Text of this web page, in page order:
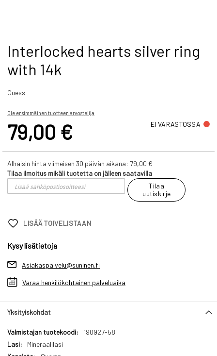
Skip
to
beginning
the
gallery
Interlocked hearts silver ring
with 14k
Guess
Ole ensimmäinen tuotteen arvostelija
79,00 € EI VARASTOSSA
Alhaisin hinta viimeisen 30 päivän aikana: 79,00 €
Tilaa ilmoitus mikäli tuotetta on jälleen saatavilla
Tilaa
uutiskirje
LISÄÄ TOIVELISTAAN
Kysy lisätietoja
Asiakaspalvelu@suninen.fi
Varaa henkilökohtainen palveluaika
Yksityiskohdat
Yksityiskohdat
190927-58
Mineraalilasi